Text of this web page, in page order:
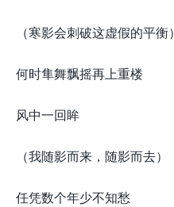
（寒影会刺破这虚假的平衡）
何时隼舞飘摇再上重楼
风中一回眸
（我随影而来，随影而去）
任凭数个年少不知愁